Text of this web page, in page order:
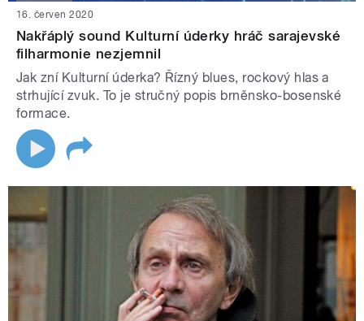
16. červen 2020
Nakřáplý sound Kulturní úderky hráč sarajevské
filharmonie nezjemnil
Jak zní Kulturní úderka? Řízný blues, rockový hlas a
strhující zvuk. To je stručný popis brněnsko-bosenské
formace.